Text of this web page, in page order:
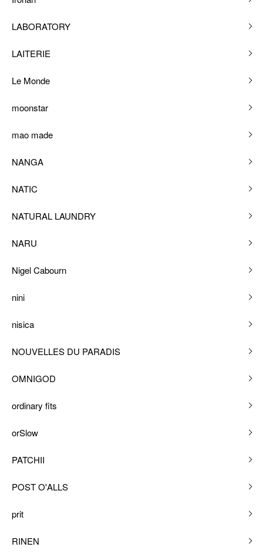
LABORATORY
LAITERIE
Le Monde
moonstar
mao made
NANGA
NATIC
NATURAL LAUNDRY
NARU
Nigel Cabourn
nini
nisica
NOUVELLES DU PARADIS
OMNIGOD
ordinary fits
orSlow
PATCHII
POST O'ALLS
prit
RINEN